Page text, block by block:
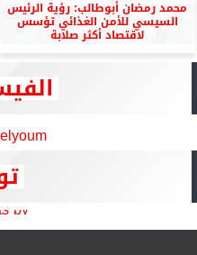
محمد رمضان أبوطالب: رؤية الرئيس
السيسي للأمن الغذائي تؤسس
لاقتصاد أكثر صلابة
by